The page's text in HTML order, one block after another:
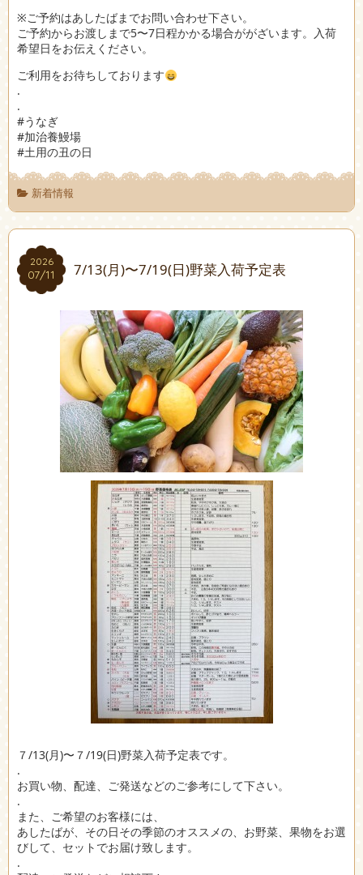
※ご予約はあしたばまでお問い合わせ下さい。
ご予約からお渡しまで5〜7日程かかる場合ががざいます。入荷
希望日をお伝えください。
ご利用をお待ちしております
.
.
#うなぎ
#加治養鰻場
#土用の丑の日
新着情報
2026
07/11
2026
07/11 7/13(月)〜7/19(日)野菜入荷予定表
７/13(月)〜７/19(日)野菜入荷予定表です。
.
お買い物、配達、ご発送などのご参考にして下さい。
.
また、ご希望のお客様には、
あしたばが、その日その季節のオススメの、お野菜、果物をお選
びして、セットでお届け致します。
.